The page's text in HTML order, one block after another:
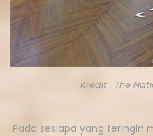
Kredit : The
Pada sesiapa yang teringin